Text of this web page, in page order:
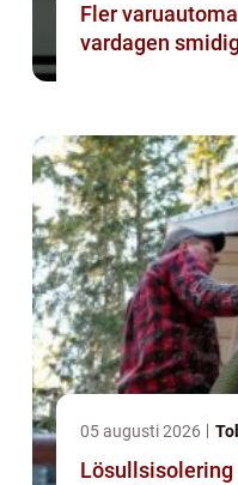
Fler
vardagen
05 augusti 2026